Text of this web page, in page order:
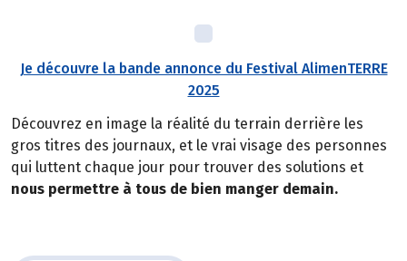
Je découvre la bande annonce du Festival AlimenTERRE
2025
Découvrez en image la réalité du terrain derrière les
gros titres des journaux, et le vrai visage des personnes
qui luttent chaque jour pour trouver des solutions et
nous permettre à tous de bien manger demain.